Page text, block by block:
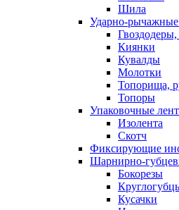
Шила
Ударно-
Киянки
Кувалды
Молотки
Топорища,
Топоры
Упаковочные
Изолента
Скотч
Фиксирующие
Шарнирно-
Бокорезы
Кусачки